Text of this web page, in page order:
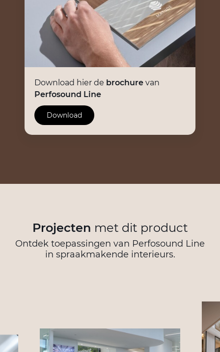
Download hier de brochure van
Perfosound Line
Download
Projecten met dit product
Ontdek toepassingen van Perfosound Line
in spraakmakende interieurs.